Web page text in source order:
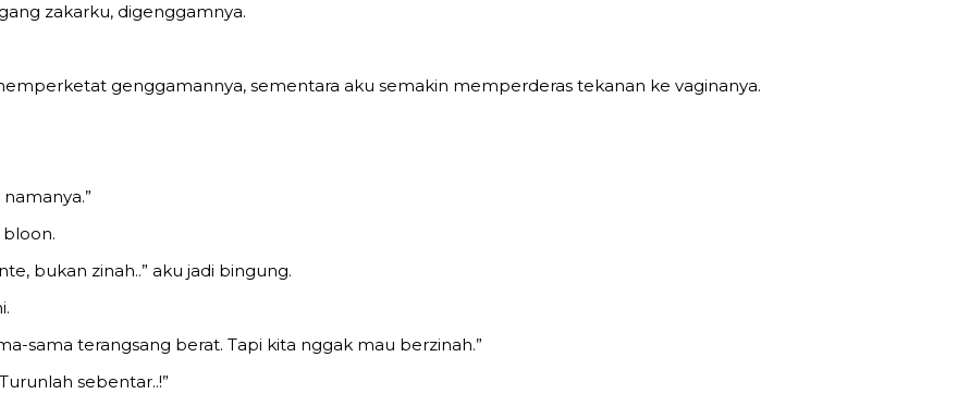
zakarku, digenggamnya.
genggamannya, sementara aku semakin memperderas tekanan ke vaginanya.
bloon.
bukan zinah..” aku jadi bingung.
sama terangsang berat. Tapi kita nggak mau berzinah.”
sebentar..!”